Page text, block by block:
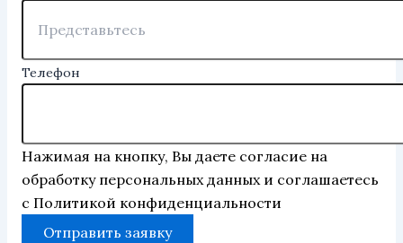
Телефон
Нажимая на кнопку, Вы даете согласие на
обработку персональных данных и соглашаетесь
с Политикой конфиденциальности
Отправить заявку